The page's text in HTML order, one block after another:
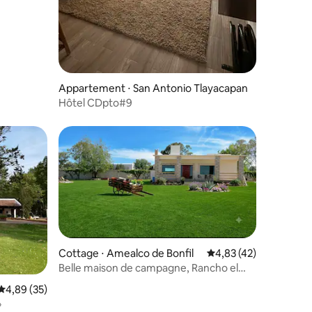
: 5 sur 5
Appartement ⋅ San Antonio Tlayacapan
Hôtel CDpto#9
: 4,92 sur 5
moyenne sur la base de 35 commentaires : 4,89 sur 5
4,89 (35)
Cottage ⋅ Amealco de Bonfil Évaluation moyenne
4,83 (42)
Belle maison de campagne, Rancho el